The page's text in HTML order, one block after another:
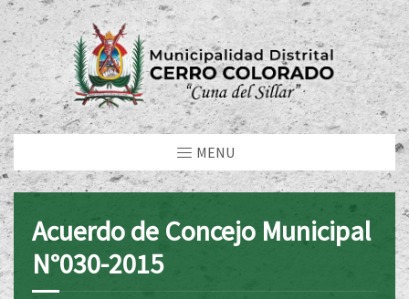
MENU
Acuerdo de Concejo Municipal
N°030-2015